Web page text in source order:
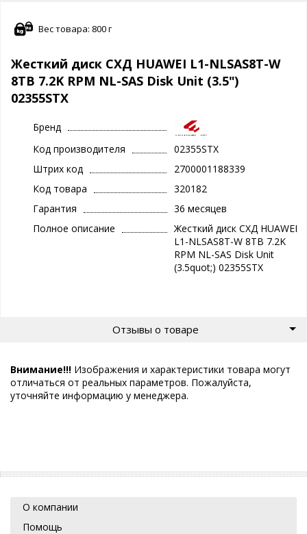
Вес товара: 800 г
Жесткий диск СХД HUAWEI L1-NLSAS8T-W
8TB 7.2K RPM NL-SAS Disk Unit (3.5")
02355STX
Бренд
Код производителя
02355STX
Штрих код
2700001188339
Код товара
320182
Гарантия
36 месяцев
Полное описание
Жесткий диск СХД HUAWEI
L1-NLSAS8T-W 8TB 7.2K
RPM NL-SAS Disk Unit
(3.5quot;) 02355STX
Отзывы о товаре
Внимание!!! Изображения и характеристики товара могут
отличаться от реальных параметров. Пожалуйста,
уточняйте информацию у менеджера.
О компании
Помощь